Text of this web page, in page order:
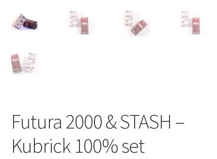
Futura 2000 & STASH –
Kubrick 100% set